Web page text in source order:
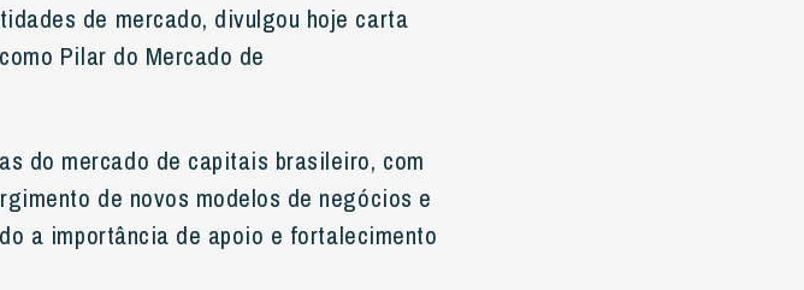
de mercado, divulgou hoje carta
Pilar do Mercado de
do mercado de capitais brasileiro, com
de novos modelos de negócios e
a importância de apoio e fortalecimento